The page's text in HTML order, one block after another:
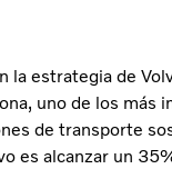
estrategia de
uno de los más
de transporte
es alcanzar un